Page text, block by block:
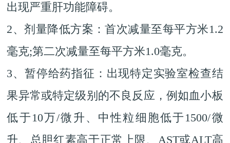
出现严重肝功能障碍。
2、剂量降低方案：首次减量至每平方米1.2
毫克;第二次减量至每平方米1.0毫克。
3、暂停给药指征：出现特定实验室检查结
果异常或特定级别的不良反应，例如血小板
低于10万/微升、中性粒细胞低于1500/微
升、总胆红素高于正常上限、AST或ALT高